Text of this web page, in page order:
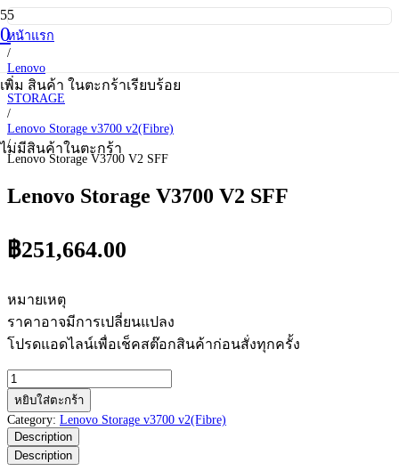
0
เพิ่ม สินค้า ในตะกร้าเรียบร้อย
ไม่มีสินค้าในตะกร้า
หน้าแรก
/
Lenovo
/
STORAGE
/
Lenovo Storage v3700 v2(Fibre)
/
Lenovo Storage V3700 V2 SFF
Lenovo Storage V3700 V2 SFF
฿251,664.00
หมายเหตุ
ราคาอาจมีการเปลี่ยนแปลง
โปรดแอดไลน์เพื่อเช็คสต๊อกสินค้าก่อนสั่งทุกครั้ง
จำนวน
Lenovo
Storage
V3700
V2
SFF
หยิบใส่ตะกร้า
Category: Lenovo Storage v3700 v2(Fibre)
Description
Description